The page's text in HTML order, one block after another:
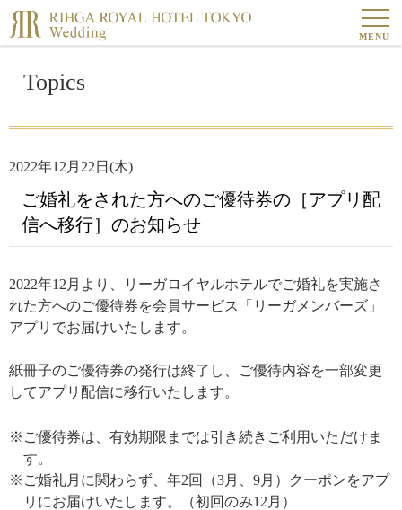
Topics
2022年12月22日(木)
ご婚礼をされた方へのご優待券の［アプリ配
信へ移行］のお知らせ
2022年12月より、リーガロイヤルホテルでご婚礼を実施さ
れた方へのご優待券を会員サービス「リーガメンバーズ」
アプリでお届けいたします。
紙冊子のご優待券の発行は終了し、
ご優待内容を一部変更
してアプリ配信に移行いたします。
※ご優待券は、有効期限までは引き続きご利用いただけま
す。
※ご婚礼月に関わらず、年2回（3月、9月）クーポンをアプ
リにお届けいたします。（初回のみ12月）
MENU